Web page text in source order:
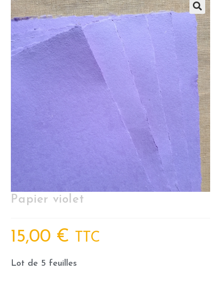
🔍
Papier violet
15,00 € TTC
Lot de 5 feuilles